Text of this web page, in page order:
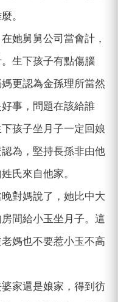
。
她舅舅公司當會計，
生下孩子有點傷腦
更認為金孫理所當然
事，問題在該給誰
孩子坐月子一定回娘
為，堅持長孫非由他
氏來自他家。
對媽說了，她比中大
間給小玉坐月子。這
媽也不要惹小玉不高
家還是娘家，得到彷